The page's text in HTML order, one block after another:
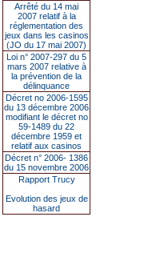
Arrêté du 14 mai
2007 relatif à la
réglementation des
jeux dans les casinos
(JO du 17 mai 2007)
Loi n° 2007-297 du 5
mars 2007 relative à
la prévention de la
délinquance
Décret no 2006-1595
du 13 décembre 2006
modifiant le décret no
59-1489 du 22
décembre 1959 et
relatif aux casinos
Décret n° 2006- 1386
du 15 novembre 2006
Rapport Trucy
Evolution des jeux de
hasard